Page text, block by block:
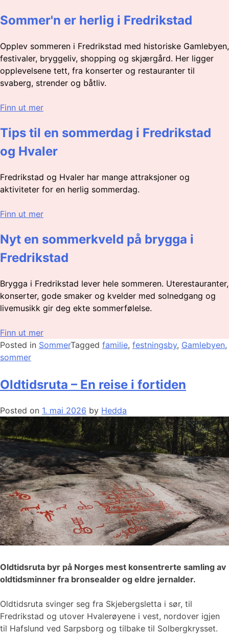
Sommer'n er herlig i Fredrikstad
Opplev sommeren i Fredrikstad med historiske Gamlebyen,
festivaler, bryggeliv, shopping og skjærgård. Her ligger
opplevelsene tett, fra konserter og restauranter til
svaberg, strender og båtliv.
Finn ut mer
Tips til en sommerdag i Fredrikstad
og Hvaler
Fredrikstad og Hvaler har mange attraksjoner og
aktiviteter for en herlig sommerdag.
Finn ut mer
Nyt en sommerkveld på brygga i
Fredrikstad
Brygga i Fredrikstad lever hele sommeren. Uterestauranter,
konserter, gode smaker og kvelder med solnedgang og
livemusikk gir deg ekte sommerfølelse.
Finn ut mer
Posted in SommerTagged familie, festningsby, Gamlebyen,
sommer
Oldtidsruta – En reise i fortiden
Posted on 1. mai 2026 by Hedda
Oldtidsruta byr på Norges mest konsentrerte samling av
oldtidsminner fra bronsealder og eldre jernalder.
Oldtidsruta svinger seg fra Skjebergsletta i sør, til
Fredrikstad og utover Hvalerøyene i vest, nordover igjen
til Hafslund ved Sarpsborg og tilbake til Solbergkrysset.